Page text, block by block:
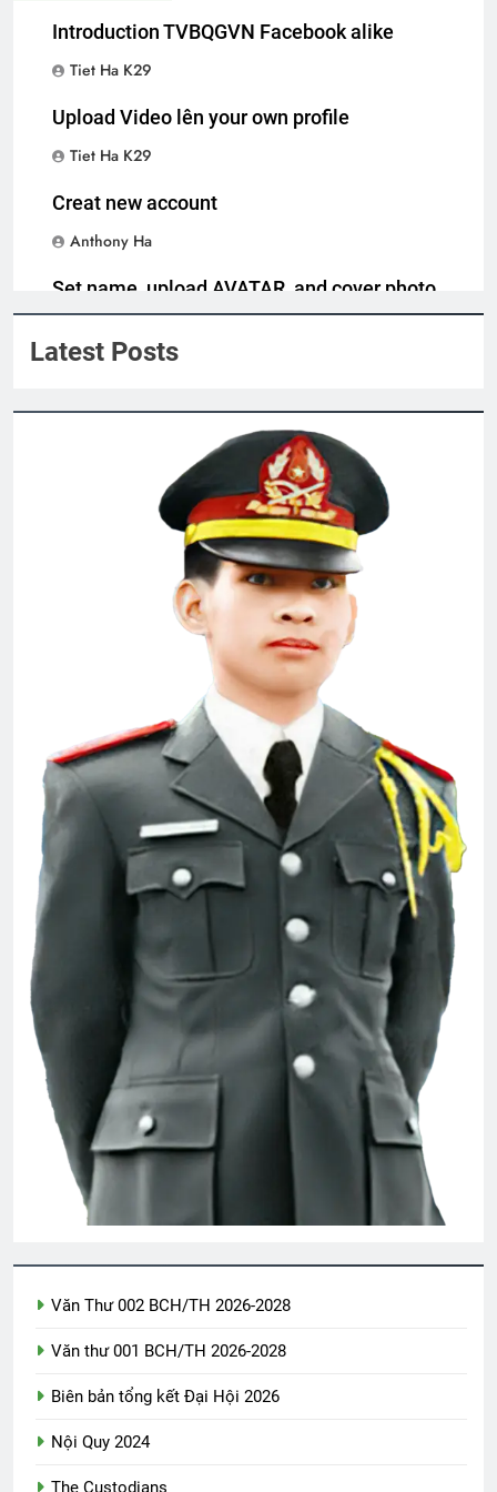
Giác)
3 Years Ago
Tình Xuân Cho Quê Hương
3 Years Ago
Liên Đoàn 2 BĐQ VNCH
2 Years Ago 2 Years Ago
KẺ ĂN MÀY TRONG TÔI (Rabindranath
Tagore)
3 Years Ago
CTBCTY Tập IV
3 Years Ago
QUÀ TẶNG (Rabindranath Tagore)
3 Years Ago
Đón Xuân Này Nhớ Xuân Xưa
XIN GIẢI PHÓNG CON (Rabindranath
3 Years Ago
MỘT THỜI ĐỂ TIN (B.J. Morbitzer)
3 Years Ago
DẬY ĐI, CƠN ĐAU TÌNH ÁI!
3 Years Ago
Introduction TVBQGVN Facebook alike
Tiet Ha K29
Upload Video lên your own profile
Tiet Ha K29
Creat new account
Anthony Ha
Set name, upload AVATAR, and cover photo
Latest Posts
Văn Thư 002 BCH/TH 2026-2028
Văn thư 001 BCH/TH 2026-2028
Biên bản tổng kết Đại Hội 2026
Nội Quy 2024
The Custodians